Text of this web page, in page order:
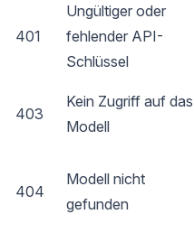
401
Ungültiger oder
fehlender API-
Schlüssel
403
Kein Zugriff auf das
Modell
404
Modell nicht
gefunden